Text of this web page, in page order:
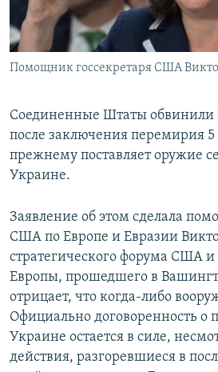
Помощник госсекретаря США
Соединенные Штаты обвинили
после заключения перемирия 5
прежнему поставляет оружие
Украине.
Заявление об этом сделала
США по Европе и Евразии
стратегического форума США
Европы, прошедшего в
отрицает, что когда-либо
Официально договоренность о
Украине остается в силе,
действия, разгоревшиеся в